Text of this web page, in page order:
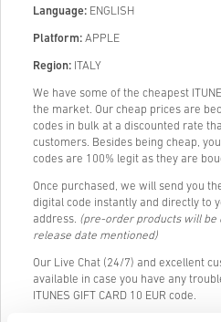
Language: ENGLISH
Platform: APPLE
Region: ITALY
We have some of the cheapest
the market. Our cheap prices are
codes in bulk at a discounted rate
customers. Besides being cheap,
codes are 100% legit as they are
Once purchased, we will send you the
digital code instantly and directly to
address. (pre-order products will be
release date mentioned)
Our Live Chat (24/7) and excellent
available in case you have any
ITUNES GIFT CARD 10 EUR code.